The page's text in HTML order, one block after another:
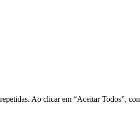
Ao clicar em “Aceitar Todos”,